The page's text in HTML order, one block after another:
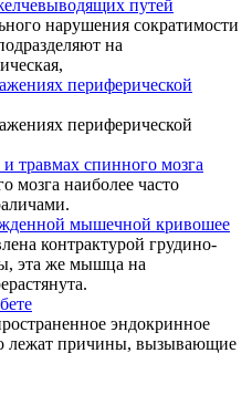
путей
нарушения сократимости
на
периферической
периферической
травмах спинного мозга
мозга наиболее часто
мышечной кривошее
контрактурой грудино-
эта же мышца на
эндокринное
лежат причины, вызывающие